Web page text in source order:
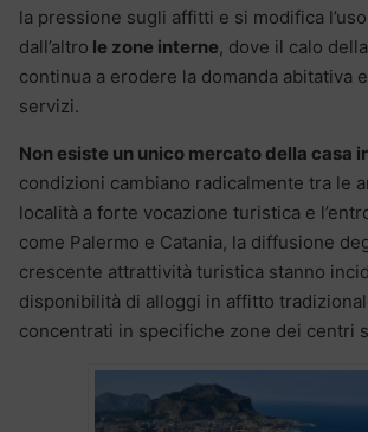
la pressione sugli affitti e si modifica
dall’altro le zone interne, dove il calo
continua a erodere la domanda abitativa
servizi.
Non esiste un unico mercato della casa
condizioni cambiano radicalmente tra le
località a forte vocazione turistica e
come Palermo e Catania, la diffusione
crescente attrattività turistica stanno
disponibilità di alloggi in affitto
concentrati in specifiche zone dei centri